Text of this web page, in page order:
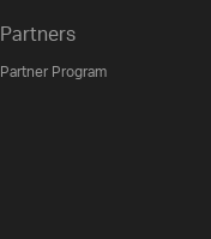
Partners
Partner Program